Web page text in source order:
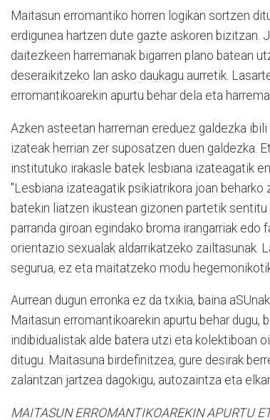
Maitasun erromantiko horren logikan sortzen
erdigunea hartzen dute gazte askoren bizitzan.
daitezkeen harremanak bigarren plano batean
deseraikitzeko lan asko daukagu aurretik.
erromantikoarekin apurtu behar dela eta
Azken asteetan harreman ereduez galdezka
izateak herrian zer suposatzen duen galdezka.
institutuko irakasle batek lesbiana izateagatik
"Lesbiana izateagatik psikiatrikora joan
batekin liatzen ikustean gizonen partetik
parranda giroan egindako broma irangarriak
orientazio sexualak aldarrikatzeko zailtasunak.
segurua, ez eta maitatzeko modu
Aurrean dugun erronka ez da txikia, baina
Maitasun erromantikoarekin apurtu behar
indibidualistak alde batera utzi eta kolektiboan
ditugu. Maitasuna birdefinitzea, gure desirak
zalantzan jartzea dagokigu, autozaintza eta
MAITASUN ERROMANTIKOAREKIN APURTU